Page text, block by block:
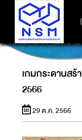
เกมกระดานสร้า
เกมกระดานสร้
2566
29 ต.ค. 2566